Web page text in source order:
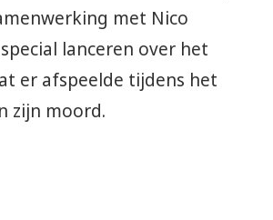
met Nico
lanceren over het
er afspeelde tijdens het
zijn moord.